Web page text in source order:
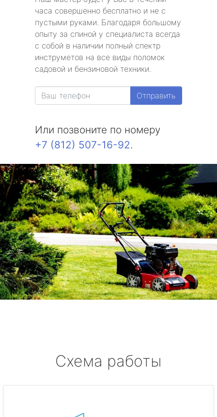
часа совершенно бесплатно и не с
пустыми руками. Благодаря большому
опыту за спиной у специалиста всегда
с собой в наличии полный спектр
инструметов на все виды поломок
садовой и бензиновой техники.
Отправить
Или позвоните по номеру
+7 (812) 507-16-92.
Схема работы